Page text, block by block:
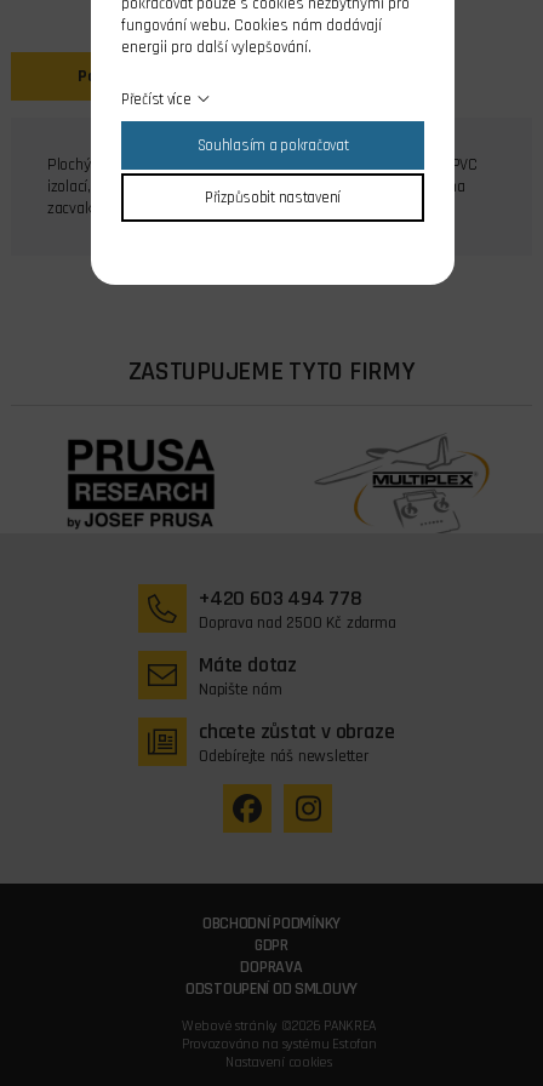
Popis
Plochý prodlužovací kabel s konektory JR o délce 450 mm s PVC
izolací, průřez vodičů 0,25 mm2. Zásuvka (protikus) je opatřena
zacvakávací pojistkou pro zajištění spojení konektorů.
ZASTUPUJEME TYTO FIRMY
+420 603 494 778
Doprava nad 2500 Kč zdarma
Máte dotaz
Napište nám
chcete zůstat v obraze
Odebírejte náš newsletter
OBCHODNÍ PODMÍNKY
GDPR
DOPRAVA
ODSTOUPENÍ OD SMLOUVY
Webové stránky ©2026 PANKREA
Provozováno na systému Estofan
Nastavení cookies
fungování webu. Cookies nám dodávají
energii pro další vylepšování.
Přečíst více
Souhlasím a pokračovat
Přizpůsobit nastavení